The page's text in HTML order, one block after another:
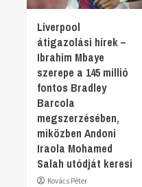
Liverpool
átigazolási hírek –
Ibrahim Mbaye
szerepe a 145 millió
fontos Bradley
Barcola
megszerzésében,
miközben Andoni
Iraola Mohamed
Salah utódját keresi
Kovács Péter